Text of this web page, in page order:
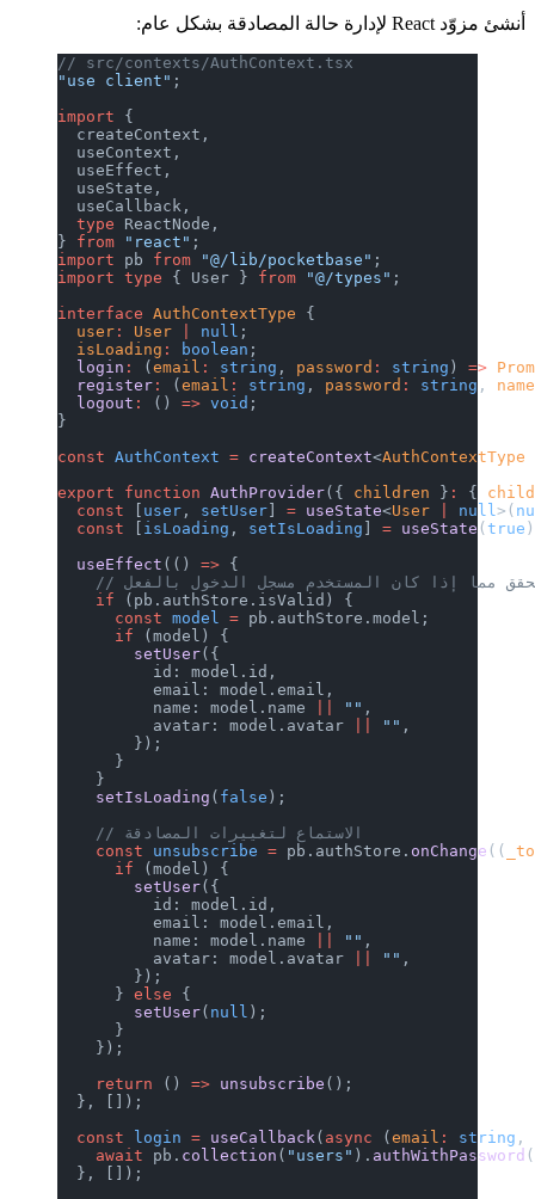
أنشئ مزوّد React لإدارة حالة المصادقة بشكل عام:
// src/contexts/AuthContext.tsx
"use client"
import {
  createContext,
  useContext,
  useEffect,
  useState,
  useCallback,
  type
ReactNode,
} from "react"
import pb from "@/lib/pocketbase"
import type { User } from "@/types"
interface AuthContextType {
  user
User null
  isLoading
boolean
  login
(email string , password string ) =>
  register
(email string , password string ,
  logout
() => void
const AuthContext = createContext<AuthContextType
export function AuthProvider ({ children } {
  const
[user , setUser ] useState<User null >(
  const
[isLoading , setIsLoading ] useState ( true
  useEffect
(() => {
التحقق مما إذا كان المستخدم مسجل الدخول بالفعل
    if
(pb.authStore.isValid) {
      const
model = pb.authStore.model;
      if
(model) {
        setUser
({
          id: model.id,
          email: model.email,
          name: model.name
""
          avatar: model.avatar
""
        });
      }
    }
    setIsLoading
(false );
    // الاستماع لتغييرات المصادقة
    const
unsubscribe = pb.authStore.onChange ((
      if
(model) {
        setUser
({
          id: model.id,
          email: model.email,
          name: model.name
""
          avatar: model.avatar
""
        });
      }
else {
        setUser
(null );
      }
    });
    return
() => unsubscribe ();
  }, []);
  const
login = useCallback (async (email string
    await
pb.collection ( "users" ).authWithPassword
  }, []);